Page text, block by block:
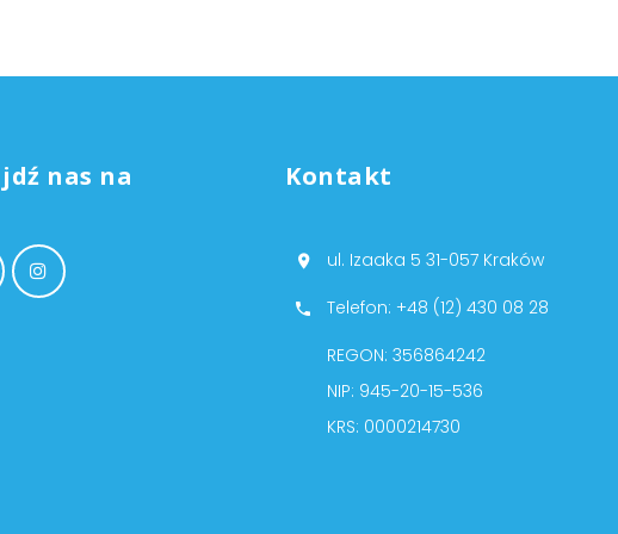
nas na Kontakt
ul. Izaaka 5 31-057 Kraków
Telefon: +48 (12) 430 08 28
REGON: 356864242
NIP: 945-20-15-536
KRS: 0000214730